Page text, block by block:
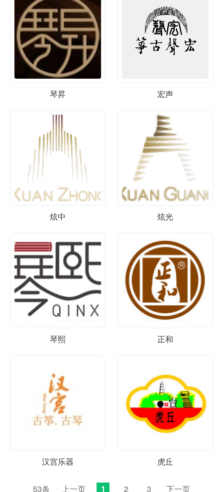
琴昇 宏声
炫中 炫光
琴熙 正和
汉宫乐器 虎丘
53条 上一页 1 2 3 下一页